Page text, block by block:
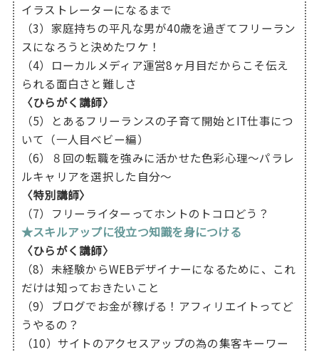
イラストレーターになるまで
（3）家庭持ちの平凡な男が40歳を過ぎてフリーラン
スになろうと決めたワケ！
（4）ローカルメディア運営8ヶ月目だからこそ伝え
られる面白さと難しさ
〈ひらがく講師〉
（5）とあるフリーランスの子育て開始とIT仕事につ
いて（一人目ベビー編）
（6）８回の転職を強みに活かせた色彩心理～パラレ
ルキャリアを選択した自分～
〈特別講師〉
（7）フリーライターってホントのトコロどう？
★スキルアップに役立つ知識を身につける
〈ひらがく講師〉
（8）未経験からWEBデザイナーになるために、これ
だけは知っておきたいこと
（9）ブログでお金が稼げる！アフィリエイトってど
うやるの？
（10）サイトのアクセスアップの為の集客キーワー